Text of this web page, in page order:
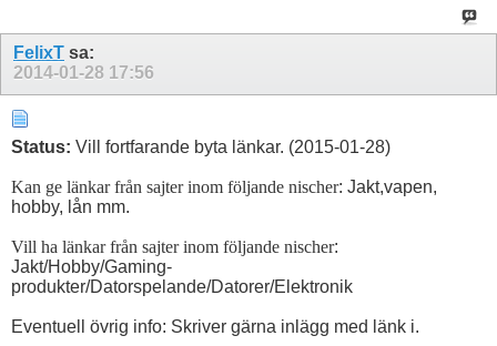
FelixT sa:
2014-01-28 17:56
Status: Vill fortfarande byta länkar. (2015-01-28)
Kan ge länkar från sajter inom följande nischer: Jakt,vapen,
hobby, lån mm.
Vill ha länkar från sajter inom följande nischer:
Jakt/Hobby/Gaming-
produkter/Datorspelande/Datorer/Elektronik
Eventuell övrig info: Skriver gärna inlägg med länk i.